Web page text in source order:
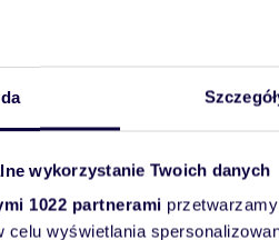
wykorzystanie Twoich danych
1022 partnerami
celu wyświetlania
Pilotów 21 to kameralna
mieszkanie na